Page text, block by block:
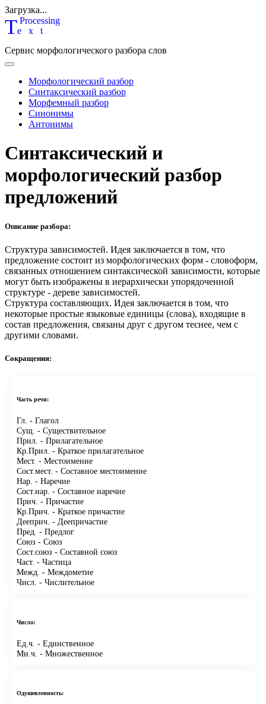
Загрузка...
Text
Processing
Сервис морфологического разбора слов
Морфологический разбор
Синтаксический разбор
Морфемный разбор
Синонимы
Антонимы
Синтаксический и
морфологический разбор
предложений
Описание разбора:
Структура зависимостей. Идея заключается в том, что
предложение состоит из морфологических форм - словоформ,
связанных отношением синтаксической зависимости, которые
могут быть изображены в иерархически упорядоченной
структуре - дереве зависимостей.
Структура составляющих. Идея заключается в том, что
некоторые простые языковые единицы (слова), входящие в
состав предложения, связаны друг с другом теснее, чем с
другими словами.
Сокращения:
Часть речи:
Гл. - Глагол
Сущ. - Существительное
Прил. - Прилагательное
Кр.Прил. - Краткое прилагательное
Мест. - Местоимение
Сост.мест. - Составное местоимение
Нар. - Наречие
Сост.нар. - Составное наречие
Прич. - Причастие
Кр.Прич. - Краткое причастие
Дееприч. - Деепричастие
Пред. - Предлог
Союз - Союз
Сост.союз - Составной союз
Част. - Частица
Межд. - Междометие
Числ. - Числительное
Число:
Ед.ч. - Единственное
Мн.ч. - Множественное
Одушевленность: